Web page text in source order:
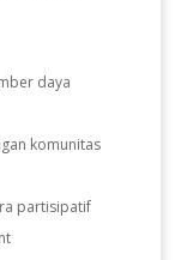
daya
komunitas
partisipatif